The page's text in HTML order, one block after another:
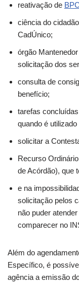
reativação de BPC
ciência do
CadÚnico;
órgão
solicitação dos
consulta de
benefício;
tarefas
quando é
solicitar a
Recurso
de Acórdão), que
e na
solicitação pelos
não puder
comparecer no
Além do
Específico, é
agência a emissão